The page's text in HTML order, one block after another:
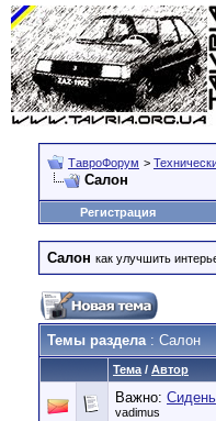
ТавроФорум >
Салон
Регистрация
Салон как улучшить
Темы раздела: Салон
Тема / Автор
Важно:
vadimus